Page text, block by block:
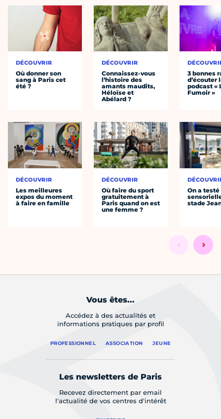
DÉCOUVRIR
Où donner son
sang à Paris cet
été ?
DÉCOUVRIR
Les meilleures
expos du moment
à faire en famille
DÉCOUVRIR
Connaissez-vous
l’histoire des
amants maudits,
Héloïse et
Abélard ?
DÉCOUVRIR
Où faire du sport
gratuitement à
Paris quand on est
une femme ?
3 bonnes
d’écouter
podcast «
Fumoir »
On a
stade
Vous êtes...
Accédez à des actualités et
informations pratiques par profil
PROFESSIONNEL ASSOCIATION JEUNE
Les newsletters de Paris
Recevez directement par email
l'actualité de vos centres d'intérêt